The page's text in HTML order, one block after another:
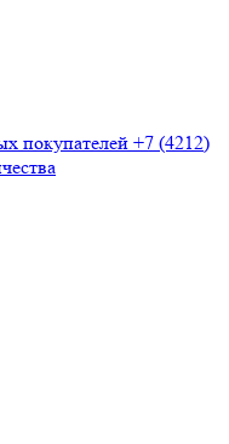
покупателей +7 (4212)